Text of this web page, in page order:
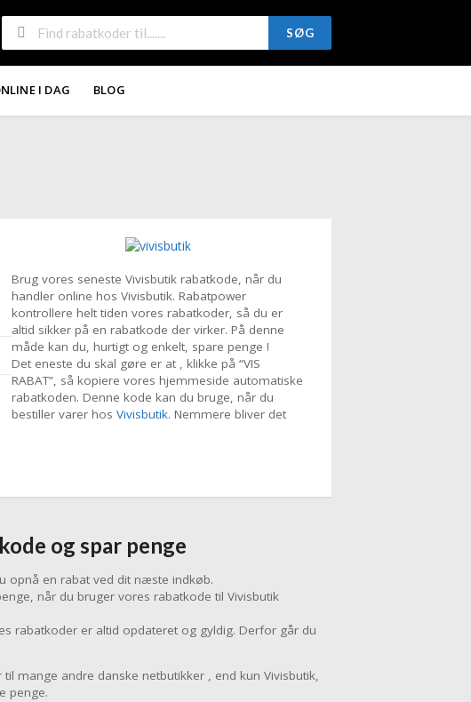
SØG
I DAG BLOG
Brug vores seneste Vivisbutik rabatkode, når du
handler online hos Vivisbutik. Rabatpower
kontrollere helt tiden vores rabatkoder, så du er
altid sikker på en rabatkode der virker. På denne
måde kan du, hurtigt og enkelt, spare penge !
Det eneste du skal gøre er at , klikke på “VIS
RABAT”, så kopiere vores hjemmeside automatiske
rabatkoden. Denne kode kan du bruge, når du
bestiller varer hosVivisbutik. Nemmere bliver det
og spar penge
opnå en rabat ved dit næste indkøb.
når du bruger vores rabatkode til Vivisbutik
rabatkoder er altid opdateret og gyldig. Derfor går du
mange andre danske netbutikker , end kun Vivisbutik,
penge.